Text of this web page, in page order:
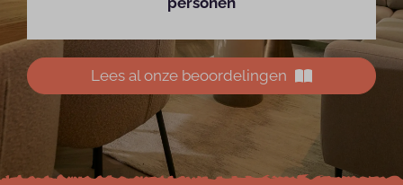
Lees al onze beoordelingen